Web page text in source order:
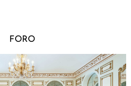
FORO